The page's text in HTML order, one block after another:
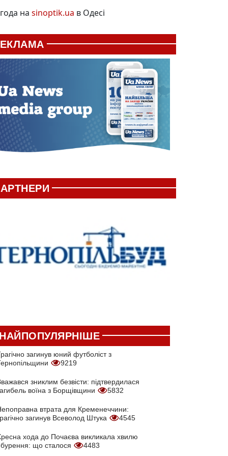
на sinoptik.ua в Одесі
загинув юний футболіст з
9219
зниклим безвісти: підтвердилася
воїна з Борщівщини
5832
втрата для Кременеччини:
загинув Всеволод Штука
4545
хода до Почаєва викликала хвилю
що сталося
4483